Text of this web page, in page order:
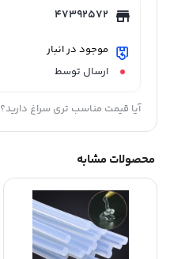
47392572
موجود در انبار
ارسال توسط
آیا قیمت مناسب تری سراغ دارید؟
محصولات مشابه